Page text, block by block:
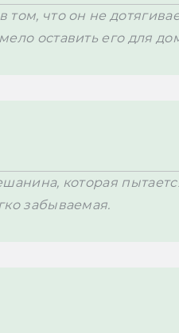
что он не
оставить его для
которая
забываемая.